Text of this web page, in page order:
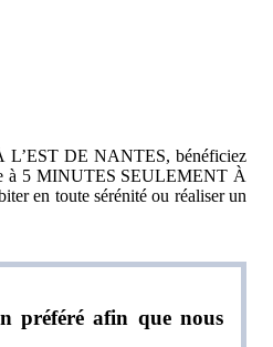
L’EST DE NANTES, bénéficiez
à 5 MINUTES SEULEMENT À
en toute sérénité ou réaliser un
préféré afin que nous